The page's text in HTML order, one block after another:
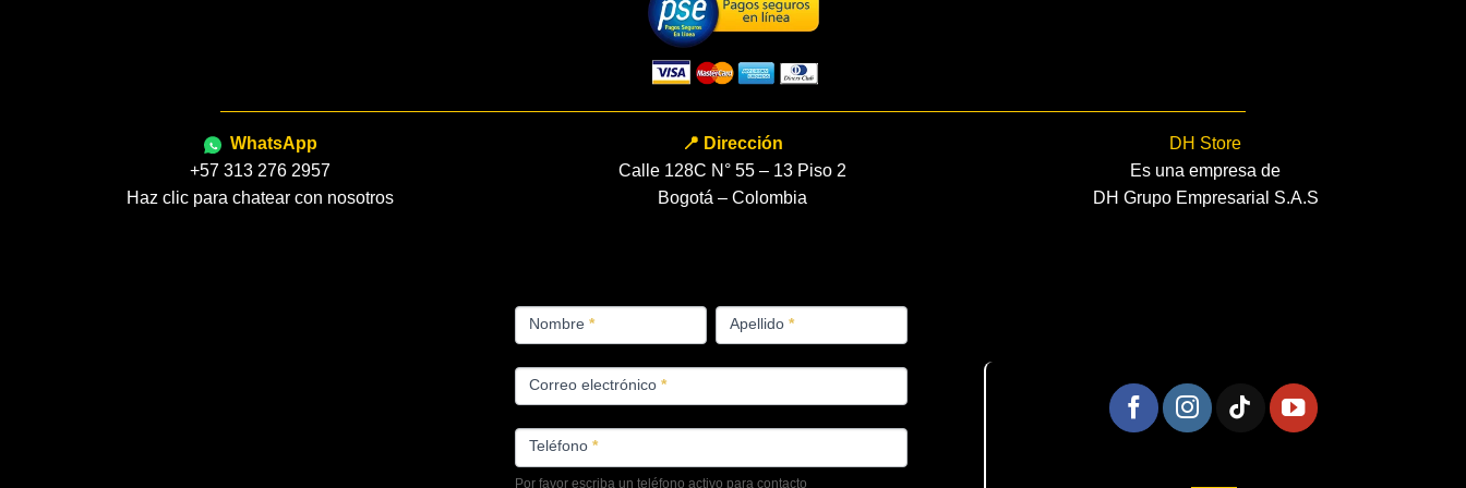
WhatsApp
+57 313 276 2957
Haz clic para chatear con nosotros
📍 Dirección
Calle 128C N° 55 – 13 Piso 2
Bogotá – Colombia
DH Store
Es una empresa de
DH Grupo Empresarial S.A.S
PRODUCTOS
Nombre * Apellido *
Correo electrónico *
Teléfono *
Por favor escriba un teléfono activo para contacto